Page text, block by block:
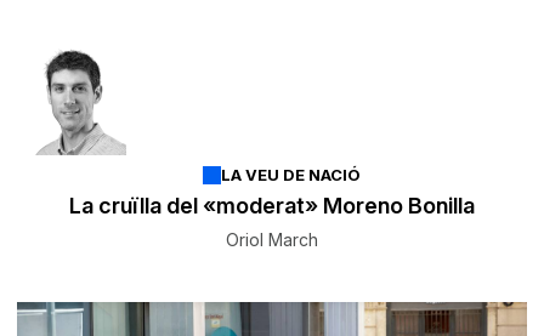
LA VEU DE NACIÓ
La cruïlla del «moderat» Moreno Bonilla
Oriol March